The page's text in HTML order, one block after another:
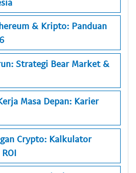
& Kripto: Panduan
Strategi Bear Market &
Masa Depan: Karier
Crypto: Kalkulator